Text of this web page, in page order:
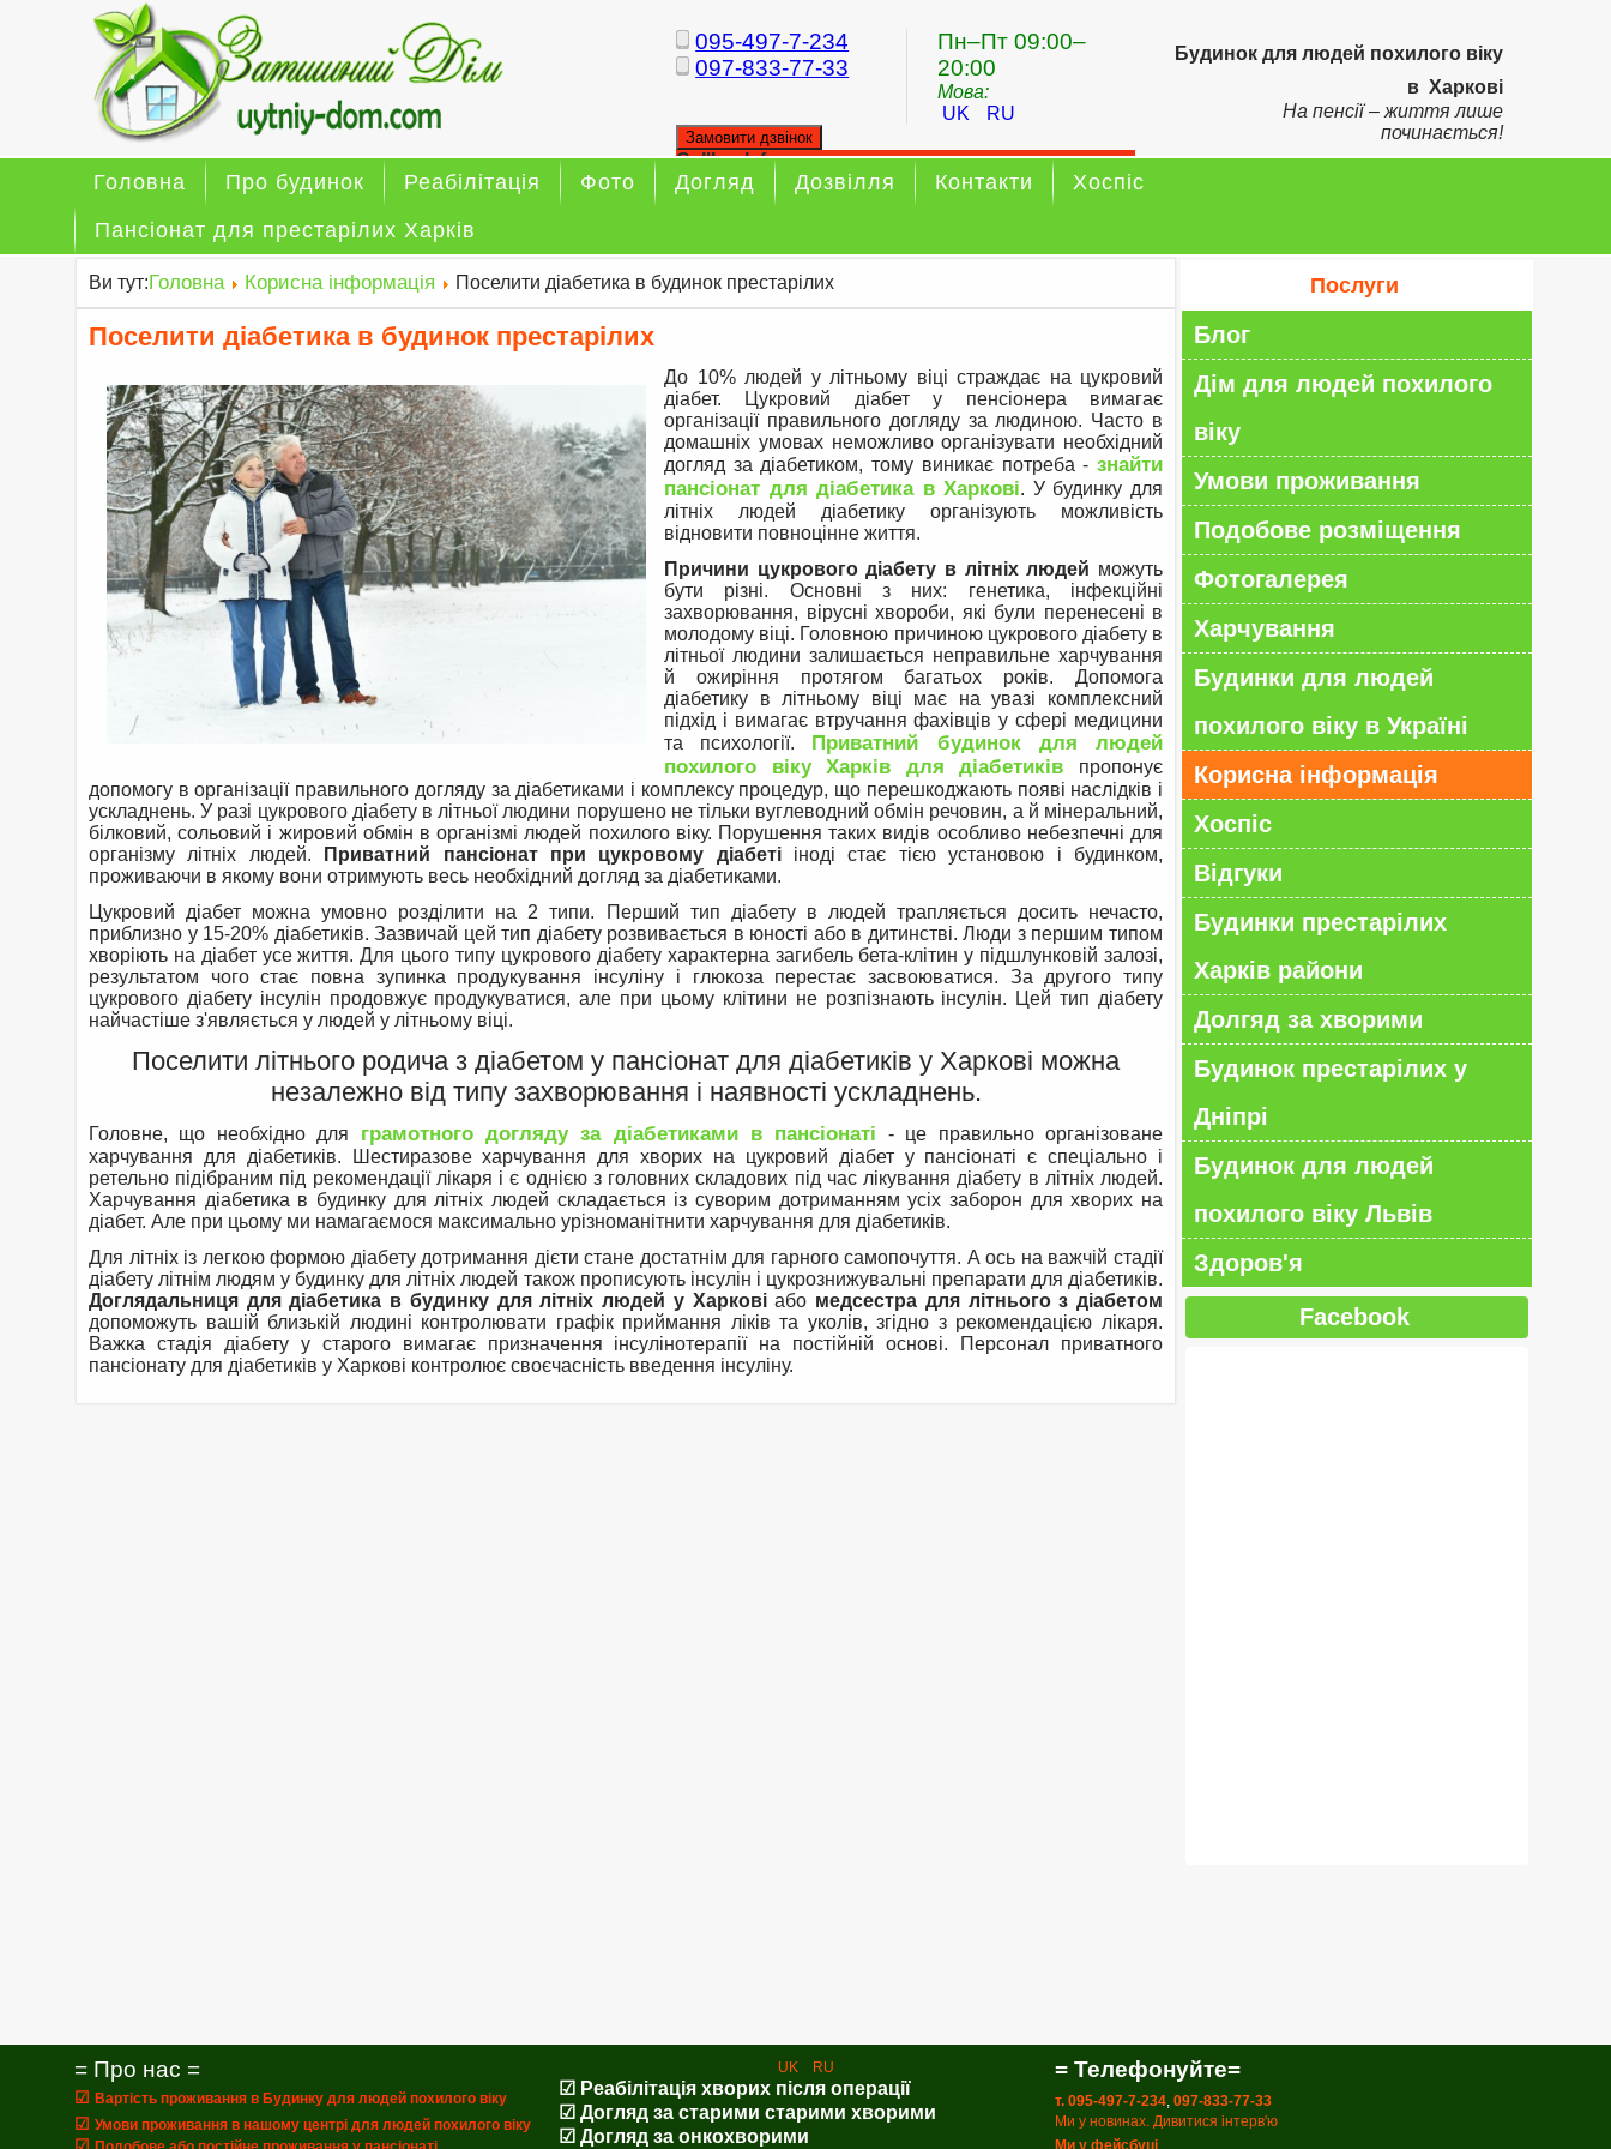
Будинок для людей похилого віку
в Харкові
На пенсії – життя лише
починається!
095-497-7-234
097-833-77-33
Пн–Пт 09:00–
20:00
Мова:
UK
RU
Замовити дзвінок
Callback form
Your callback has been sent sucessfully
Головна Про будинок Реабілітація Фото Догляд Дозвілля Контакти
Хоспіс
Пансіонат для престарілих Харків
Ви тут:Головна Корисна інформація Поселити діабетика в будинок престарілих
Поселити діабетика в будинок престарілих
До 10% людей у літньому віці страждає на цукровий
діабет. Цукровий діабет у пенсіонера вимагає
організації правильного догляду за людиною. Часто в
домашніх умовах неможливо організувати необхідний
догляд за діабетиком, тому виникає потреба - знайти
пансіонат для діабетика в Харкові. У будинку для
літніх людей діабетику організують можливість
відновити повноцінне життя.
Причини цукрового діабету в літніх людей можуть
бути різні. Основні з них: генетика, інфекційні
захворювання, вірусні хвороби, які були перенесені в
молодому віці. Головною причиною цукрового діабету в
літньої людини залишається неправильне харчування
й ожиріння протягом багатьох років. Допомога
діабетику в літньому віці має на увазі комплексний
підхід і вимагає втручання фахівців у сфері медицини
та психології. Приватний будинок для людей
похилого віку Харків для діабетиків
пропонує
допомогу в організації правильного догляду за діабетиками і комплексу процедур, що перешкоджають появі наслідків і
ускладнень. У разі цукрового діабету в літньої людини порушено не тільки вуглеводний обмін речовин, а й мінеральний,
білковий, сольовий і жировий обмін в організмі людей похилого віку. Порушення таких видів особливо небезпечні для
організму літніх людей.
Приватний пансіонат при цукровому діабетііноді стає тією установою і будинком,
проживаючи в якому вони отримують весь необхідний догляд за діабетиками.
Цукровий діабет можна умовно розділити на 2 типи. Перший тип діабету в людей трапляється досить нечасто,
приблизно у 15-20% діабетиків. Зазвичай цей тип діабету розвивається в юності або в дитинстві. Люди з першим типом
хворіють на діабет усе життя. Для цього типу цукрового діабету характерна загибель бета-клітин у підшлунковій залозі,
результатом чого стає повна зупинка продукування інсуліну і глюкоза перестає засвоюватися. За другого типу
цукрового діабету інсулін продовжує продукуватися, але при цьому клітини не розпізнають інсулін. Цей тип діабету
найчастіше з'являється у людей у літньому віці.
Поселити літнього родича з діабетом у пансіонат для діабетиків у Харкові можна
незалежно від типу захворювання і наявності ускладнень.
Головне, що необхідно для грамотного догляду за діабетиками в пансіонаті - це правильно організоване
харчування для діабетиків. Шестиразове харчування для хворих на цукровий діабет у пансіонаті є спеціально і
ретельно підібраним під рекомендації лікаря і є однією з головних складових під час лікування діабету в літніх людей.
Харчування діабетика в будинку для літніх людей складається із суворим дотриманням усіх заборон для хворих на
діабет. Але при цьому ми намагаємося максимально урізноманітнити харчування для діабетиків.
Для літніх із легкою формою діабету дотримання дієти стане достатнім для гарного самопочуття. А ось на важчій стадії
діабету літнім людям у будинку для літніх людей також прописують інсулін і цукрознижувальні препарати для діабетиків.
Доглядальниця для діабетика в будинку для літніх людей у Харковіабо медсестра для літнього з діабетом
допоможуть вашій близькій людині контролювати графік приймання ліків та уколів, згідно з рекомендацією лікаря.
Важка стадія діабету у старого вимагає призначення інсулінотерапії на постійній основі. Персонал приватного
пансіонату для діабетиків у Харкові контролює своєчасність введення інсуліну.
Послуги
Блог
Дім для людей похилого
віку
Умови проживання
Подобове розміщення
Фотогалерея
Харчування
Будинки для людей
похилого віку в Україні
Корисна інформація
Хоспіс
Відгуки
Будинки престарілих
Харків райони
Долгяд за хворими
Будинок престарілих у
Дніпрі
Будинок для людей
похилого віку Львів
Здоров'я
Facebook
= Про нас =
☑ Вартість проживання в Будинку для людей похилого віку
☑ Умови проживання в нашому центрі для людей похилого віку
UK RU
☑ Реабілітація хворих після операції
☑ Догляд за старими старими хворими
☑ Догляд за онкохворими
= Телефонуйте=
т. 095-497-7-234, 097-833-77-33
Ми у новинах. Дивитися інтерв'ю
Ми у фейсбуці